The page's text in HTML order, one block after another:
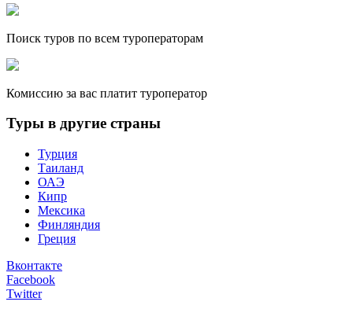
Поиск туров по всем туроператорам
Комиссию за вас платит туроператор
Туры в другие страны
Турция
Таиланд
ОАЭ
Кипр
Мексика
Финляндия
Греция
Вконтакте
Facebook
Twitter